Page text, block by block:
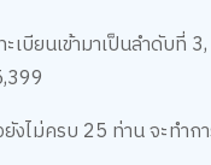
เบียนเข้ามาเป็นลำดับ
ไม่ครบ 25 ท่าน จะทำ